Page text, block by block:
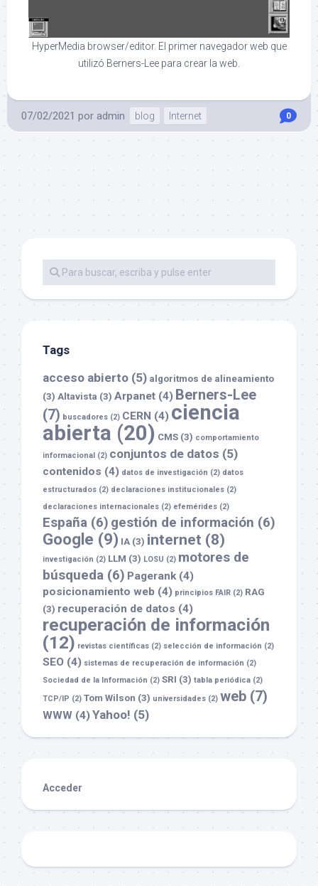
HyperMedia browser/editor. El primer navegador web que
utilizó Berners-Lee para crear la web.
07/02/2021 por admin blog Internet 0
Tags
acceso abierto (5) algoritmos de alineamiento
(3) Altavista (3) Arpanet (4) Berners-Lee
(7) buscadores (2) CERN (4) ciencia
abierta (20) CMS (3) comportamiento
informacional (2) conjuntos de datos (5)
contenidos (4) datos de investigación (2) datos
estructurados (2) declaraciones institucionales (2)
declaraciones internacionales (2) efemérides (2)
España (6) gestión de información (6)
Google (9) IA (3) internet (8)
investigación (2) LLM (3) LOSU (2) motores de
búsqueda (6) Pagerank(4)
posicionamiento web (4) principios FAIR (2) RAG
(3) recuperación de datos (4)
recuperación de información
(12) revistas científicas (2) selección de información (2)
SEO (4) sistemas de recuperación de información (2)
Sociedad de la Información (2) SRI (3) tabla periódica (2)
TCP/IP (2) Tom Wilson (3) universidades (2) web (7)
WWW (4)Yahoo! (5)
Acceder